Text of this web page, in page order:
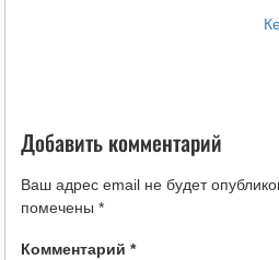
Добавить комментарий
Ваш адрес email не будет
помечены *
Комментарий *